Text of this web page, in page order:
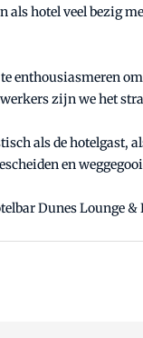
als hotel veel
enthousiasmeren
zijn we het
als de hotelgast,
en
Dunes Lounge &